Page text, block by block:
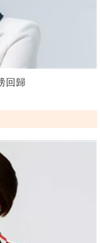
回歸